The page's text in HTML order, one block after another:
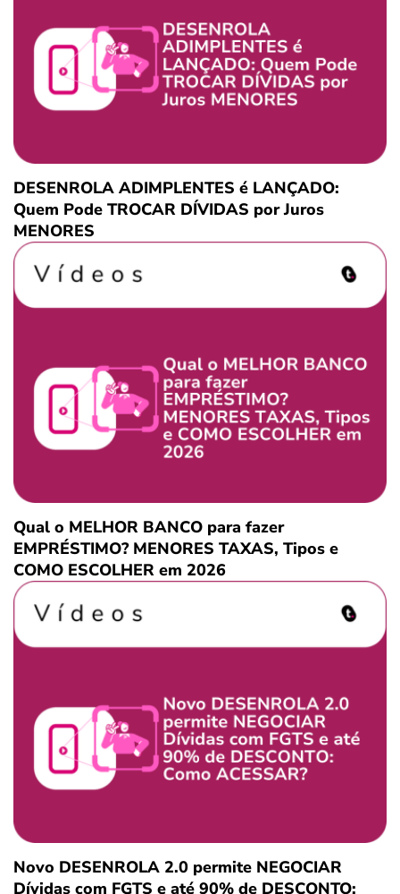
DESENROLA ADIMPLENTES é LANÇADO:
Quem Pode TROCAR DÍVIDAS por Juros
MENORES
Qual o MELHOR BANCO para fazer
EMPRÉSTIMO? MENORES TAXAS, Tipos e
COMO ESCOLHER em 2026
Novo DESENROLA 2.0 permite NEGOCIAR
Dívidas com FGTS e até 90% de DESCONTO: